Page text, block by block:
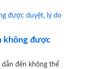
không được
đến không thể